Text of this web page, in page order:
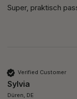
Super, praktisch
Verified Customer
Sylvia
Düren, DE